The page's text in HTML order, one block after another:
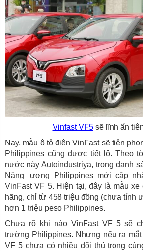
Vinfast VF5sẽ lĩnh ấn
Nay, mẫu ô tô điện VinFast sẽ tiên
Philippines cũng được tiết lộ. Theo
nước này Autoindustriya, trong danh
Năng lượng Philippines mới cập
VinFast VF 5. Hiện tại, đây là mẫu xe
hãng, chỉ từ 458 triệu đồng (chưa tính
hơn 1 triệu peso Philippines.
Chưa rõ khi nào VinFast VF 5 sẽ
trường Philippines. Nhưng nếu ra
VF 5 chưa có nhiều đối thủ trong